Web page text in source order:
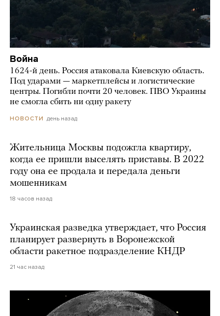
Война
1624-й день. Россия атаковала Киевскую область.
Под ударами — маркетплейсы и логистические
центры. Погибли почти 20 человек. ПВО Украины
не смогла сбить ни одну ракету
НОВОСТИ день назад
Жительница Москвы подожгла квартиру,
когда ее пришли выселять приставы. В 2022
году она ее продала и передала деньги
мошенникам
18 часов назад
Украинская разведка утверждает, что Россия
планирует развернуть в Воронежской
области ракетное подразделение КНДР
21 час назад